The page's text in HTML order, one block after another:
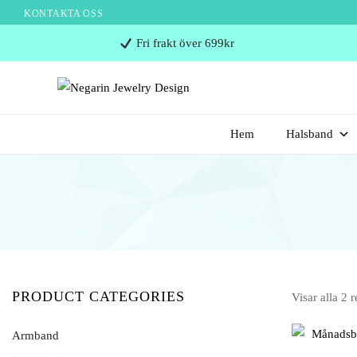
KONTAKTA OSS
Fri frakt över 699kr
Hem Halsband
Visar alla 2
PRODUCT CATEGORIES
Armband